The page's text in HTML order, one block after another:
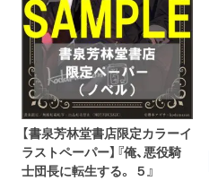
【書泉芳林堂書店限定カラーイ
ラストペーパー】『俺、悪役騎
士団長に転生する。 ５』